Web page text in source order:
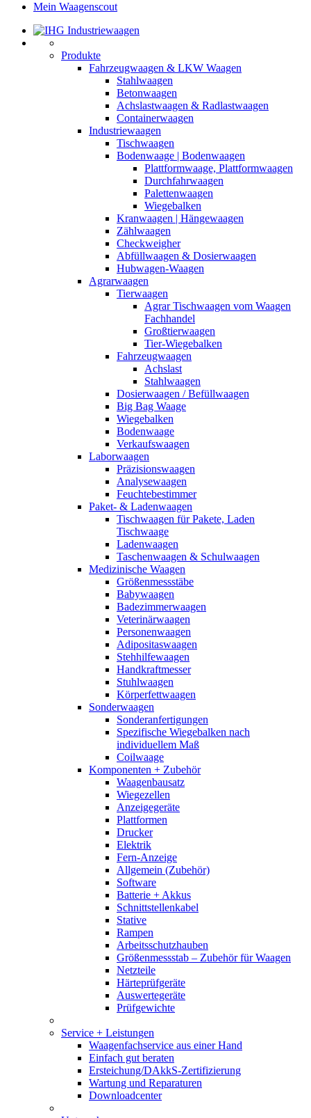
Mein Waagenscout
Produkte
Fahrzeugwaagen & LKW Waagen
Stahlwaagen
Betonwaagen
Achslastwaagen & Radlastwaagen
Containerwaagen
Industriewaagen
Tischwaagen
Bodenwaage | Bodenwaagen
Plattformwaage, Plattformwaagen
Durchfahrwaagen
Palettenwaagen
Wiegebalken
Kranwaagen | Hängewaagen
Zählwaagen
Checkweigher
Abfüllwaagen & Dosierwaagen
Hubwagen-Waagen
Agrarwaagen
Tierwaagen
Agrar Tischwaagen vom Waagen
Fachhandel
Großtierwaagen
Tier-Wiegebalken
Fahrzeugwaagen
Achslast
Stahlwaagen
Dosierwaagen / Befüllwaagen
Big Bag Waage
Wiegebalken
Bodenwaage
Verkaufswaagen
Laborwaagen
Präzisionswaagen
Analysewaagen
Feuchtebestimmer
Paket- & Ladenwaagen
Tischwaagen für Pakete, Laden
Tischwaage
Ladenwaagen
Taschenwaagen & Schulwaagen
Medizinische Waagen
Größenmessstäbe
Babywaagen
Badezimmerwaagen
Veterinärwaagen
Personenwaagen
Adipositaswaagen
Stehhilfewaagen
Handkraftmesser
Stuhlwaagen
Körperfettwaagen
Sonderwaagen
Sonderanfertigungen
Spezifische Wiegebalken nach
individuellem Maß
Coilwaage
Komponenten + Zubehör
Waagenbausatz
Wiegezellen
Anzeigegeräte
Plattformen
Drucker
Elektrik
Fern-Anzeige
Allgemein (Zubehör)
Software
Batterie + Akkus
Schnittstellenkabel
Stative
Rampen
Arbeitsschutzhauben
Größenmessstab – Zubehör für Waagen
Netzteile
Härteprüfgeräte
Auswertegeräte
Prüfgewichte
Service + Leistungen
Waagenfachservice aus einer Hand
Einfach gut beraten
Ersteichung/DAkkS-Zertifizierung
Wartung und Reparaturen
Downloadcenter